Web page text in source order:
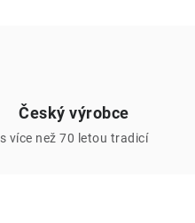
Český výrobce
s více než 70 letou tradicí